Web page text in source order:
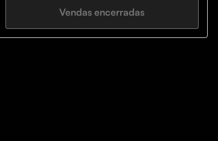
Saímos do CLT para uma renda de 8.000,00
mensais!
Vendas encerradas